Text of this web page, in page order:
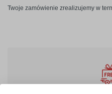
Twoje zamówienie zrealizujemy w